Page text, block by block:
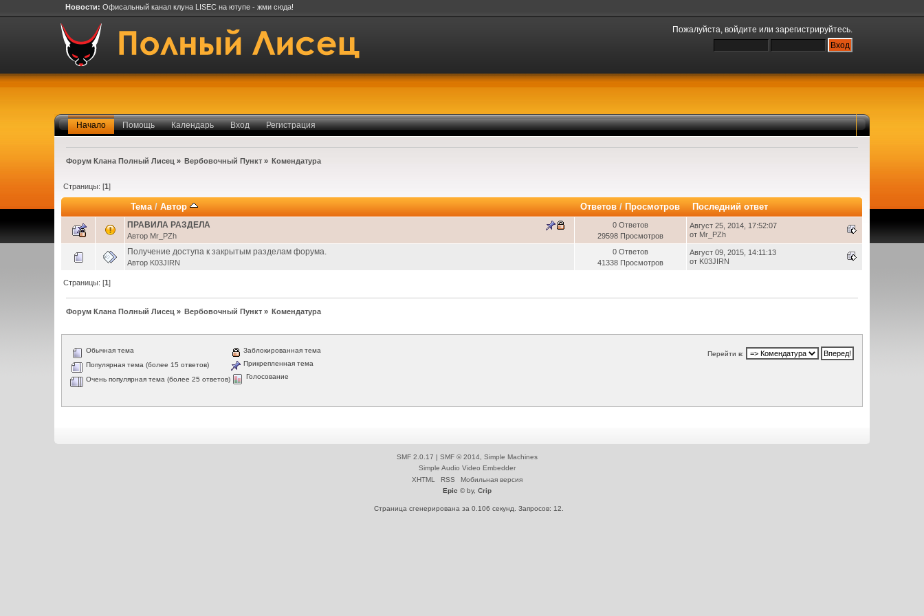
Пожалуйста, войдите или зарегистрируйтесь.
Новости: Офисальный канал клуна LISEC на ютупе - жми сюда!
Начало Помощь Календарь Вход Регистрация
Форум Клана Полный Лисец» Вербовочный Пункт» Комендатура
Страницы: [1 ]
Тема/Автор Ответов/Просмотров Последний ответ
ПРАВИЛА РАЗДЕЛА
Автор Mr_PZh
0 Ответов
29598 Просмотров
Август 25, 2014, 17:52:07
от Mr_PZh
Получение доступа к закрытым разделам форума.
Автор K03JIRN
0 Ответов
41338 Просмотров
Август 09, 2015, 14:11:13
от K03JIRN
Страницы: [1]
Форум Клана Полный Лисец » Вербовочный Пункт» Комендатура
Перейти в:
Обычная тема
Популярная тема (более 15 ответов)
Очень популярная тема (более 25 ответов)
Заблокированная тема
Прикрепленная тема
Голосование
SMF 2.0.17 | SMF © 2014 Simple Machines
Simple Audio Video Embedder
XHTML
RSS
Мобильная версия
Epic © by, Crip
Страница сгенерирована за 0.106 секунд. Запросов: 12.